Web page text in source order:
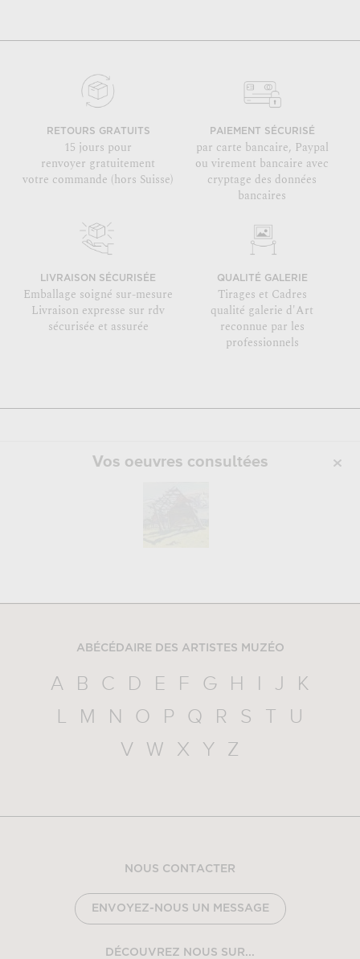
RETOURS GRATUITS
15 jours pour
renvoyer gratuitement
votre commande (hors Suisse)
PAIEMENT SÉCURISÉ
par carte bancaire, Paypal
ou virement bancaire avec
cryptage des données
bancaires
LIVRAISON SÉCURISÉE
Emballage soigné sur-mesure
Livraison expresse sur rdv
sécurisée et assurée
QUALITÉ GALERIE
Tirages et Cadres
qualité galerie d'Art
reconnue par les
professionnels
Vos oeuvres consultées
ABÉCÉDAIRE DES ARTISTES MUZÉO
A B C D E F G H I J
K
L
M N O P Q R S T
U
V
W X Y Z
NOUS CONTACTER
ENVOYEZ-NOUS UN MESSAGE
DÉCOUVREZ NOUS SUR...